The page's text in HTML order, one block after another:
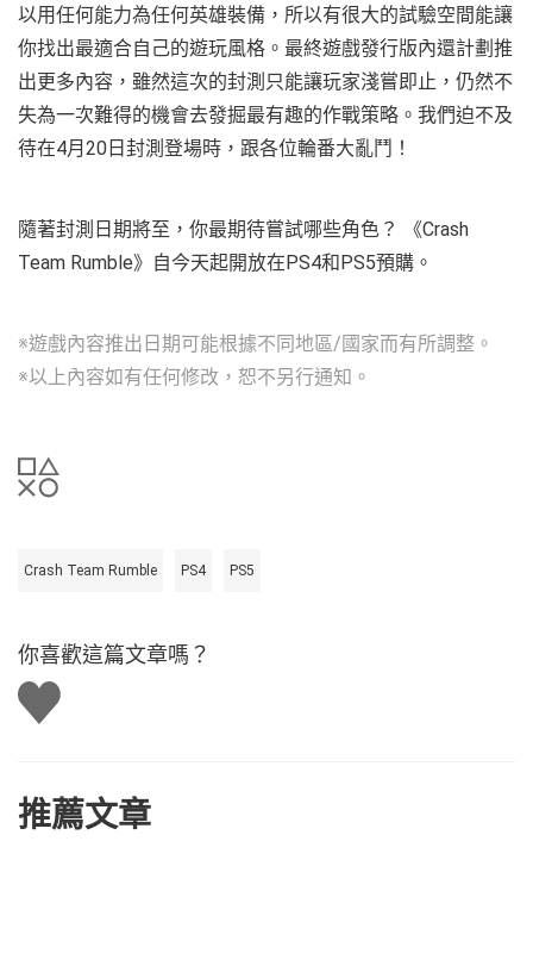
以用任何能力為任何英雄裝備，所以有很大的試驗空間能讓
你找出最適合自己的遊玩風格。最終遊戲發行版內還計劃推
出更多內容，雖然這次的封測只能讓玩家淺嘗即止，仍然不
失為一次難得的機會去發掘最有趣的作戰策略。我們迫不及
待在4月20日封測登場時，跟各位輪番大亂鬥！
隨著封測日期將至，你最期待嘗試哪些角色？ 《Crash
Team Rumble》自今天起開放在PS4和PS5預購。
※遊戲內容推出日期可能根據不同地區/國家而有所調整。
※以上內容如有任何修改，恕不另行通知。
Crash Team Rumble PS4 PS5
你喜歡這篇文章嗎？
讚
推薦文章